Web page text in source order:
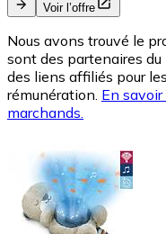
Voir l’offre
Nous avons trouvé le
sont des partenaires
des liens affiliés pour
rémunération. En
marchands.